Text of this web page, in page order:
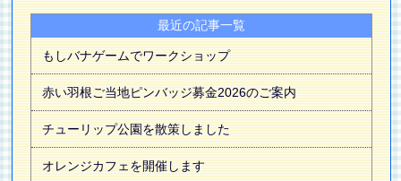
最近の記事一覧
もしバナゲームでワークショップ
赤い羽根ご当地ピンバッジ募金2026のご案内
チューリップ公園を散策しました
オレンジカフェを開催します